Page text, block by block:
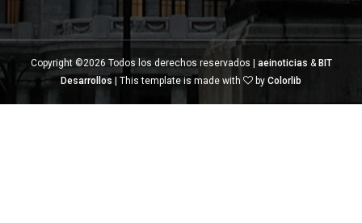
Copyright ©2026 Todos los derechos reservados | aeinoticias & BIT
Desarrollos | This template is made with by Colorlib